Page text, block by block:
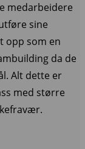
medarbeidere
sine
opp som en
da de
Alt dette er
med større